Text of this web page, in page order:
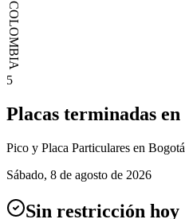
COLOMBIA
5
Placas terminadas en
Pico y Placa Particulares en Bogotá
Sábado, 8 de agosto de 2026
Sin restricción hoy